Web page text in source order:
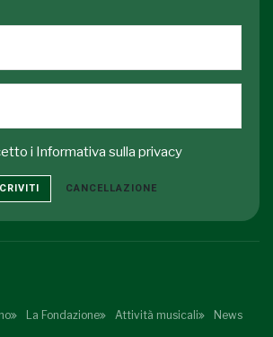
i Informativa sulla privacy
CANCELLAZIONE
La Fondazione Attività musicali News